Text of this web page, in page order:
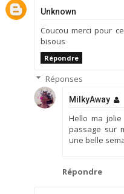
Unknown
Coucou merci pour
bisous
Répondre
Réponses
MilkyAway
Hello ma
passage sur
une belle
Répondre